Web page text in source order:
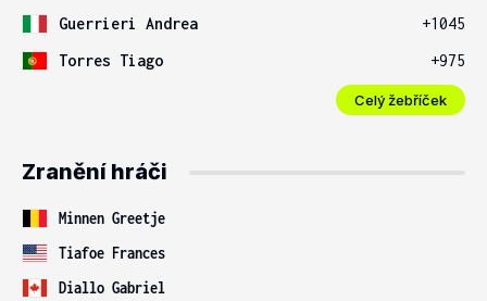
Guerrieri Andrea
+1045
Torres Tiago
+975
Celý žebříček
Zranění hráči
Minnen Greetje
Tiafoe Frances
Diallo Gabriel